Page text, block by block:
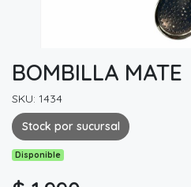
BOMBILLA MATE
SKU: 1434
Stock por sucursal
Disponible